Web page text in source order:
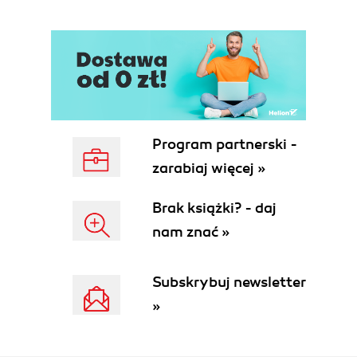
Składanie pierwszej strony (81)
Składanie drugiej strony (92)
Składanie trzeciej strony (96)
Drukowanie propozycji (99)
Pytania kontrolne (99)
Rozdział 4. Książeczka do płyty (101)
Zanim rozpoczniemy (102)
Składanie okładki książeczki (108)
Składanie pierwszej rozkładówki dwustronicowej
Składanie ostatniej rozkładówki (127)
Program partnerski -
zarabiaj więcej »
Brak książki? - daj
nam znać »
Subskrybuj newsletter
»